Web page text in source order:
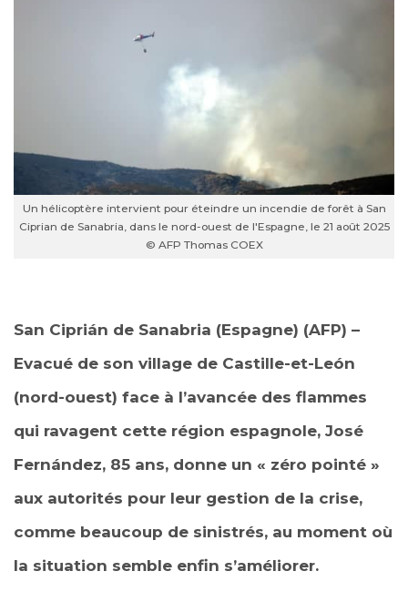
Un hélicoptère intervient pour éteindre un incendie de forêt à San
Ciprian de Sanabria, dans le nord-ouest de l'Espagne, le 21 août 2025
© AFP Thomas COEX
San Ciprián de Sanabria (Espagne) (AFP) –
Evacué de son village de Castille-et-León
(nord-ouest) face à l’avancée des flammes
qui ravagent cette région espagnole, José
Fernández, 85 ans, donne un « zéro pointé »
aux autorités pour leur gestion de la crise,
comme beaucoup de sinistrés, au moment où
la situation semble enfin s’améliorer.